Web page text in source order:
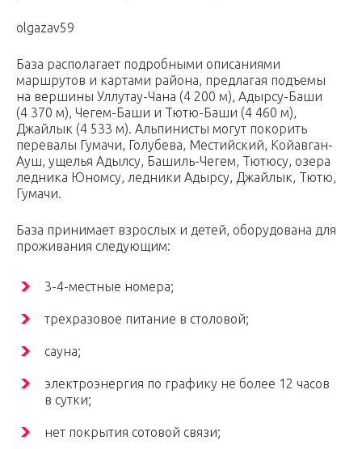
olgazav59
База располагает подробными описаниями
маршрутов и картами района, предлагая подъемы
на вершины Уллутау-Чана (4 200 м), Адырсу-Баши
(4 370 м), Чегем-Баши и Тютю-Баши (4 460 м),
Джайлык (4 533 м). Альпинисты могут покорить
перевалы Гумачи, Голубева, Местийский, Койавган-
Ауш, ущелья Адылсу, Башиль-Чегем, Тютюсу, озера
ледника Юномсу, ледники Адырсу, Джайлык, Тютю,
Гумачи.
База принимает взрослых и детей, оборудована для
проживания следующим:
3-4-местные номера;
трехразовое питание в столовой;
сауна;
электроэнергия по графику не более 12 часов
в сутки;
нет покрытия сотовой связи;